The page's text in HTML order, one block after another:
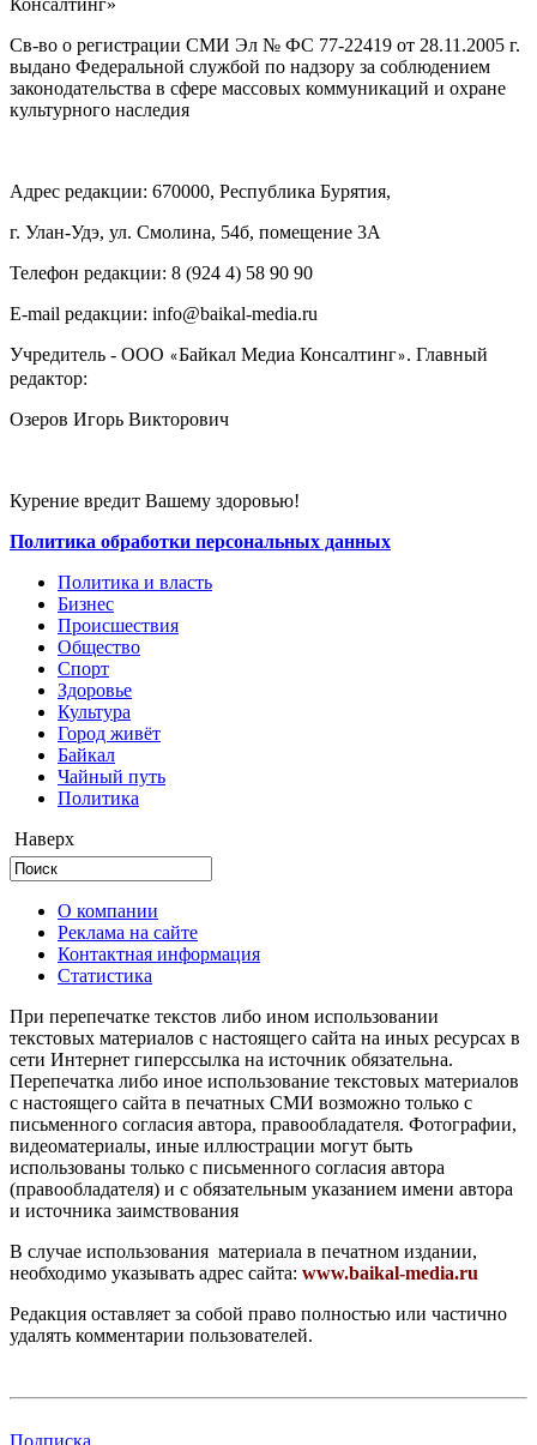
Св-во о регистрации СМИ Эл № ФС 77-22419 от 28.11.2005 г.
выдано Федеральной службой по надзору за соблюдением
законодательства в сфере массовых коммуникаций и охране
культурного наследия
Адрес редакции: 670000, Республика Бурятия,
г. Улан-Удэ, ул. Смолина, 54б, помещение 3А
Телефон редакции: ‎‎8 (924 4) 58 90 90
E-mail редакции: info@baikal-media.ru
Учредитель - ООО «Байкал Медиа Консалтинг». Главный
редактор:
Озеров Игорь Викторович
Курение вредит Вашему здоровью!
Политика обработки персональных данных
Политика и власть
Бизнес
Происшествия
Общество
Cпорт
Здоровье
Культура
Город живёт
Байкал
Чайный путь
Политика
Наверх
О компании
Реклама на сайте
Контактная информация
Статистика
При перепечатке текстов либо ином использовании
текстовых материалов с настоящего сайта на иных ресурсах в
сети Интернет гиперссылка на источник обязательна.
Перепечатка либо иное использование текстовых материалов
с настоящего сайта в печатных СМИ возможно только с
письменного согласия автора, правообладателя. Фотографии,
видеоматериалы, иные иллюстрации могут быть
использованы только с письменного согласия автора
(правообладателя) и с обязательным указанием имени автора
и источника заимствования
В случае использования материала в печатном издании,
необходимо указывать адрес сайта: www.baikal-media.ru
Редакция оставляет за собой право полностью или частично
удалять комментарии пользователей.
Подписка